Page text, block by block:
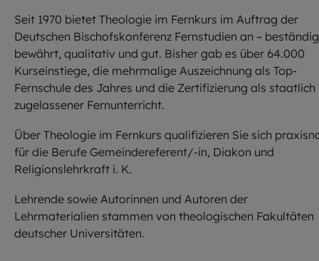
Seit 1970 bietet Theologie im Fernkurs im Auftrag der
Deutschen Bischofskonferenz Fernstudien an –
bewährt, qualitativ und gut. Bisher gab es über 64.000
Kurseinstiege, die mehrmalige Auszeichnung als Top-
Fernschule des Jahres und die Zertifizierung als staatlich
zugelassener Fernunterricht.
Über Theologie im Fernkurs qualifizieren Sie sich
für die Berufe Gemeindereferent/-in, Diakon und
Religionslehrkraft i. K.
Lehrende sowie Autorinnen und Autoren der
Lehrmaterialien stammen von theologischen Fakultäten
deutscher Universitäten.